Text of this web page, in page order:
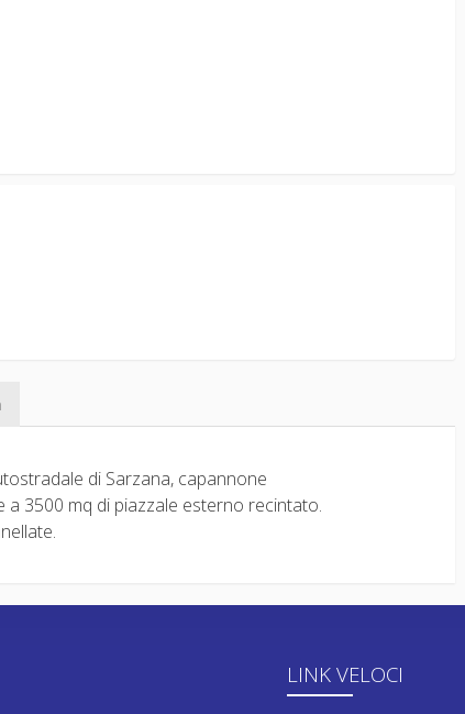
di Sarzana, capannone
3500 mq di piazzale esterno recintato.
LINK VELOCI